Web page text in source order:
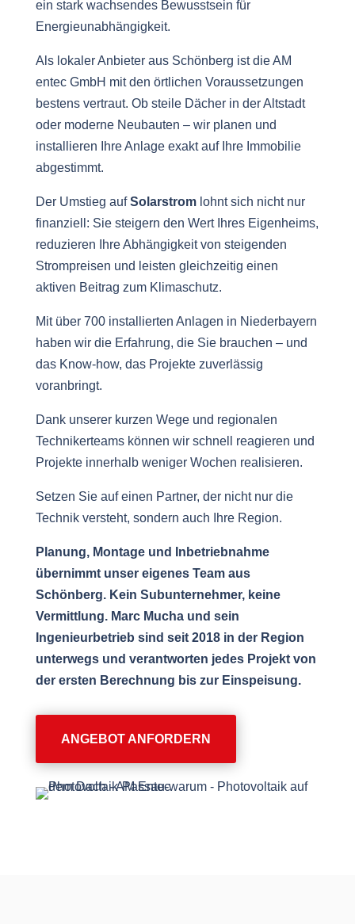
ein stark wachsendes Bewusstsein für
Energieunabhängigkeit.
Als lokaler Anbieter aus Schönberg ist die AM
entec GmbH mit den örtlichen Voraussetzungen
bestens vertraut. Ob steile Dächer in der Altstadt
oder moderne Neubauten – wir planen und
installieren Ihre Anlage exakt auf Ihre Immobilie
abgestimmt.
Der Umstieg aufSolarstromlohnt sich nicht nur
finanziell: Sie steigern den Wert Ihres Eigenheims,
reduzieren Ihre Abhängigkeit von steigenden
Strompreisen und leisten gleichzeitig einen
aktiven Beitrag zum Klimaschutz.
Mit über 700 installierten Anlagen in Niederbayern
haben wir die Erfahrung, die Sie brauchen – und
das Know-how, das Projekte zuverlässig
voranbringt.
Dank unserer kurzen Wege und regionalen
Technikerteams können wir schnell reagieren und
Projekte innerhalb weniger Wochen realisieren.
Setzen Sie auf einen Partner, der nicht nur die
Technik versteht, sondern auch Ihre Region.
Planung, Montage und Inbetriebnahme
übernimmt unser eigenes Team aus
Schönberg. Kein Subunternehmer, keine
Vermittlung. Marc Mucha und sein
Ingenieurbetrieb sind seit 2018 in der Region
unterwegs und verantworten jedes Projekt von
der ersten Berechnung bis zur Einspeisung.
ANGEBOT ANFORDERN